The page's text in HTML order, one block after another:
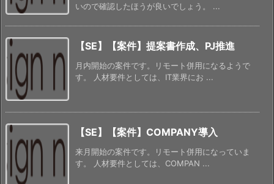
いので確認したほうが良いでしょう。 ...
【SE】【案件】提案書作成、PJ推進
月内開始の案件です。リモート併用になるようで
す。 人材要件としては、IT業界にお ...
【SE】【案件】COMPANY導入
来月開始の案件です。リモート併用になっていま
す。 人材要件としては、COMPAN ...